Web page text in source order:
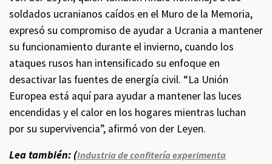
soldados ucranianos caídos en el Muro de la Memoria,
expresó su compromiso de ayudar a Ucrania a mantener
su funcionamiento durante el invierno, cuando los
ataques rusos han intensificado su enfoque en
desactivar las fuentes de energía civil. “La Unión
Europea está aquí para ayudar a mantener las luces
encendidas y el calor en los hogares mientras luchan
por su supervivencia”, afirmó von der Leyen.
Lea también: (Industria de confitería experimenta